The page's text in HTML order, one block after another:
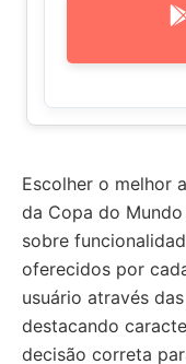
Escolher o melhor
da Copa do
sobre
oferecidos por
usuário através
destacando
decisão correta